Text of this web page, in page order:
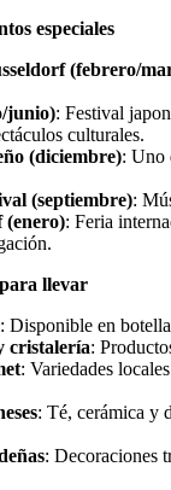
especiales
(febrero/
junio): Festival
culturales.
(diciembre): Uno
(septiembre):
(enero): Feria
llevar
: Disponible en
cristalería:
: Variedades
: Té, cerámica y
: Decoraciones